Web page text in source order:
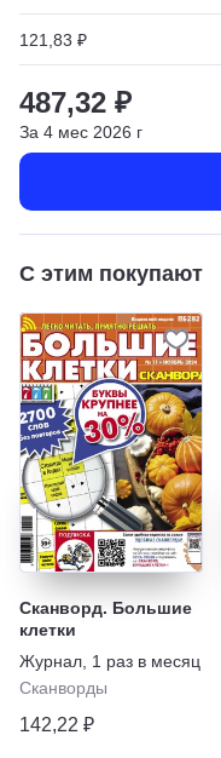
121,83 ₽
487,32 ₽
За 4 мес 2026 г
С этим покупают
Сканворд. Большие
клетки
Журнал 1 раз в месяц
Сканворды
142,22 ₽